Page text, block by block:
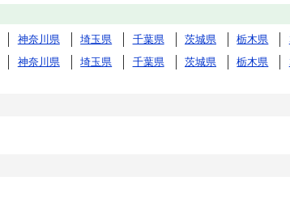
神奈川県 埼玉県 千葉県 茨城県 栃木県
神奈川県 埼玉県 千葉県 茨城県 栃木県